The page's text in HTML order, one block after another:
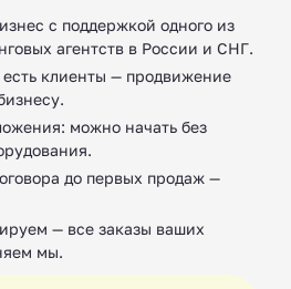
с поддержкой одного из
агентств в России и СНГ.
клиенты — продвижение
можно начать без
до первых продаж —
— все заказы ваших
мы.